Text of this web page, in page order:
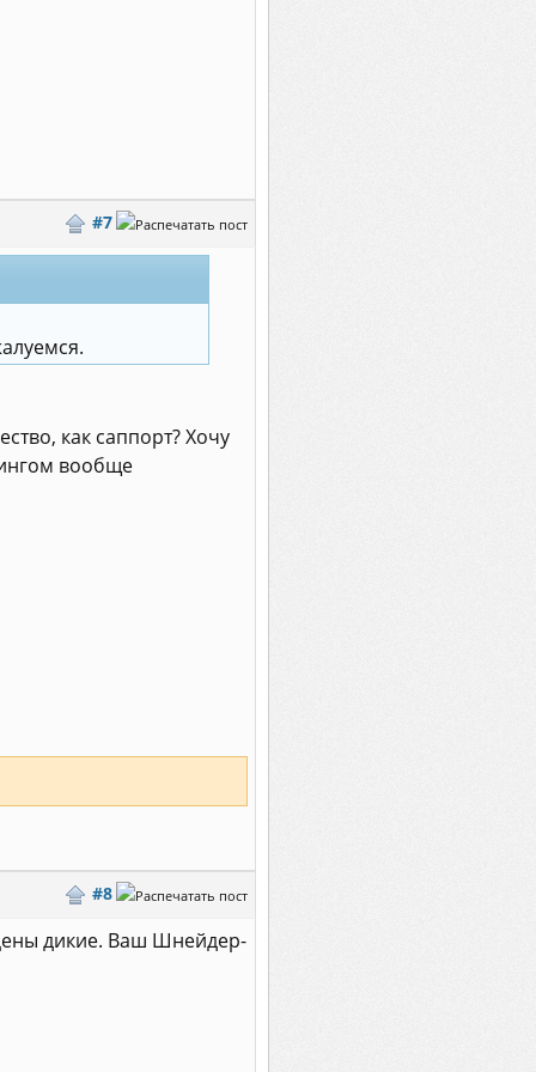
#7
как саппорт? Хочу
вообще
#8
дикие. Ваш Шнейдер-